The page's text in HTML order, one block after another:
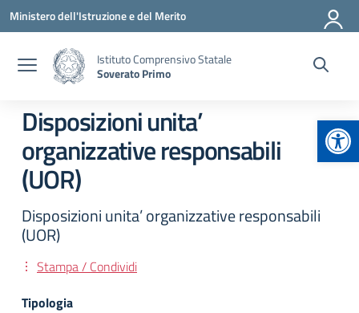
Vai ai contenuti
Vai al menu di navigazione
Vai al footer
Ministero dell'Istruzione e del Merito
Istituto Comprensivo Statale
Soverato Primo
Disposizioni unita’
organizzative responsabili
(UOR)
Disposizioni unita’ organizzative responsabili
(UOR)
Stampa / Condividi
Tipologia